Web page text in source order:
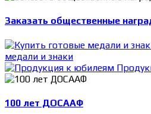
Заказать общественные
медали и знаки
100 лет ДОСААФ